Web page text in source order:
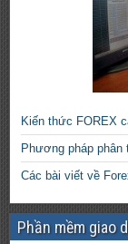
Kiến thức FOREX
Phương pháp
Các bài viết về
Phần mềm giao